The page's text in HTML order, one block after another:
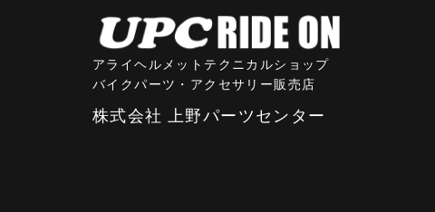
アライヘルメットテクニカルショップ
バイクパーツ・アクセサリー販売店
株式会社 上野パーツセンター